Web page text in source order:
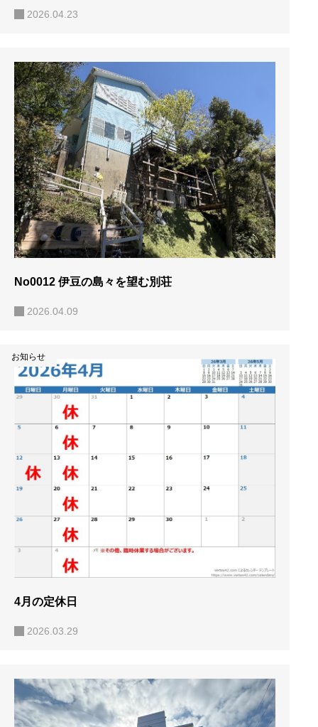
2026.04.23
No0012 伊豆の島々を望む別荘
2026.04.09
お知らせ
4月の定休日
2026.03.29